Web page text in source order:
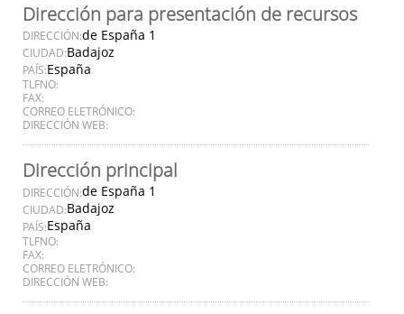
Dirección para presentación de recursos
DIRECCIÓN:de España 1
CIUDAD:Badajoz
PAÍS:España
TLFNO:
FAX:
CORREO ELETRÓNICO:
DIRECCIÓN WEB:
Dirección principal
DIRECCIÓN:de España 1
CIUDAD:Badajoz
PAÍS:España
TLFNO:
FAX:
CORREO ELETRÓNICO:
DIRECCIÓN WEB: